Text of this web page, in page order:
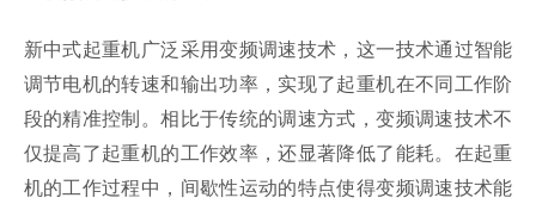
新中式起重机广泛采用变频调速技术，这一技术通过智能
调节电机的转速和输出功率，实现了起重机在不同工作阶
段的精准控制。相比于传统的调速方式，变频调速技术不
仅提高了起重机的工作效率，还显著降低了能耗。在起重
机的工作过程中，间歇性运动的特点使得变频调速技术能